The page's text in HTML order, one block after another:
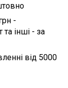
-
інші - за
від 5000